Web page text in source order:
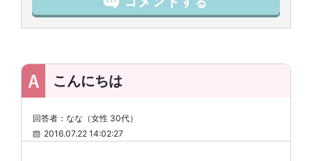
こんにちは
回答者：なな（女性 30代）
2016.07.22 14:02:27